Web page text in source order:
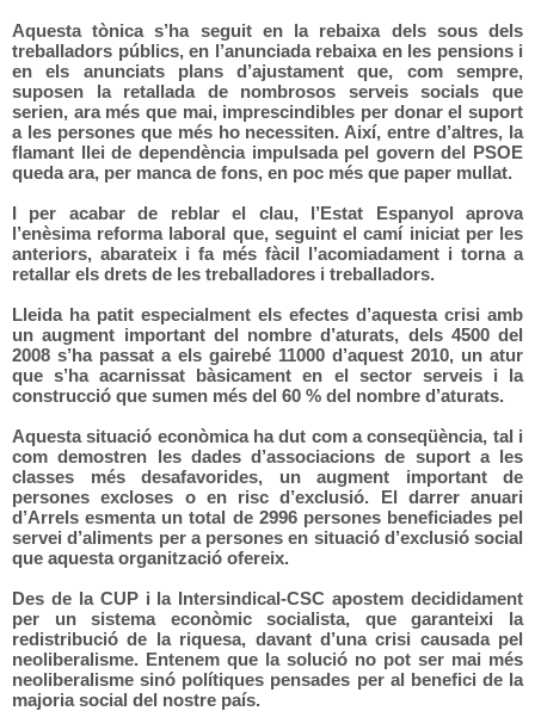
Aquesta tònica s’ha seguit en la rebaixa dels sous dels
treballadors públics, en l’anunciada rebaixa en les pensions i
en els anunciats plans d’ajustament que, com sempre,
suposen la retallada de nombrosos serveis socials que
serien, ara més que mai, imprescindibles per donar el suport
a les persones que més ho necessiten. Així, entre d’altres, la
flamant llei de dependència impulsada pel govern del PSOE
queda ara, per manca de fons, en poc més que paper mullat.
I per acabar de reblar el clau, l’Estat Espanyol aprova
l’enèsima reforma laboral que, seguint el camí iniciat per les
anteriors, abarateix i fa més fàcil l’acomiadament i torna a
retallar els drets de les treballadores i treballadors.
Lleida ha patit especialment els efectes d’aquesta crisi amb
un augment important del nombre d’aturats, dels 4500 del
2008 s’ha passat a els gairebé 11000 d’aquest 2010, un atur
que s’ha acarnissat bàsicament en el sector serveis i la
construcció que sumen més del 60 % del nombre d’aturats.
Aquesta situació econòmica ha dut com a conseqüència, tal i
com demostren les dades d’associacions de suport a les
classes més desafavorides, un augment important de
persones excloses o en risc d’exclusió. El darrer anuari
d’Arrels esmenta un total de 2996 persones beneficiades pel
servei d’aliments per a persones en situació d’exclusió social
que aquesta organització ofereix.
Des de la CUP i la Intersindical-CSC apostem decididament
per un sistema econòmic socialista, que garanteixi la
redistribució de la riquesa, davant d’una crisi causada pel
neoliberalisme. Entenem que la solució no pot ser mai més
neoliberalisme sinó polítiques pensades per al benefici de la
majoria social del nostre país.